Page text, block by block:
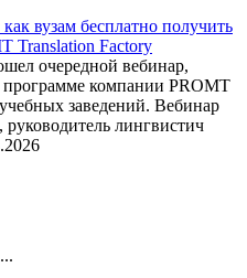
вузам бесплатно получить
Translation Factory
очередной вебинар,
компании PROMT
заведений. Вебинар
лингвистич